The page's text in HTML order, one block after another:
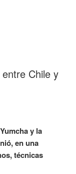
Chile y
y la
en una
técnicas